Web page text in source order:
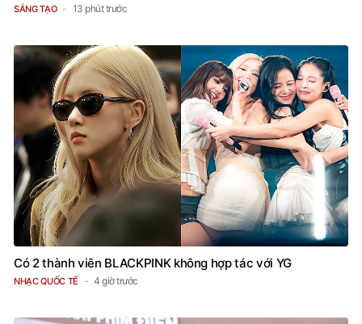
SÁNG TẠO 13 phút trước
Có 2 thành viên BLACKPINK không hợp tác với YG
NHẠC QUỐC TẾ 4 giờ trước